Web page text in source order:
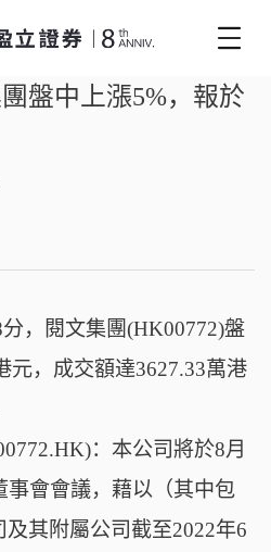
盤中上漲5%，報於
，閱文集團(HK00772)盤
元，成交額達3627.33萬港
：本公司將於8月
事會會議，藉以（其中包
其附屬公司截至2022年6